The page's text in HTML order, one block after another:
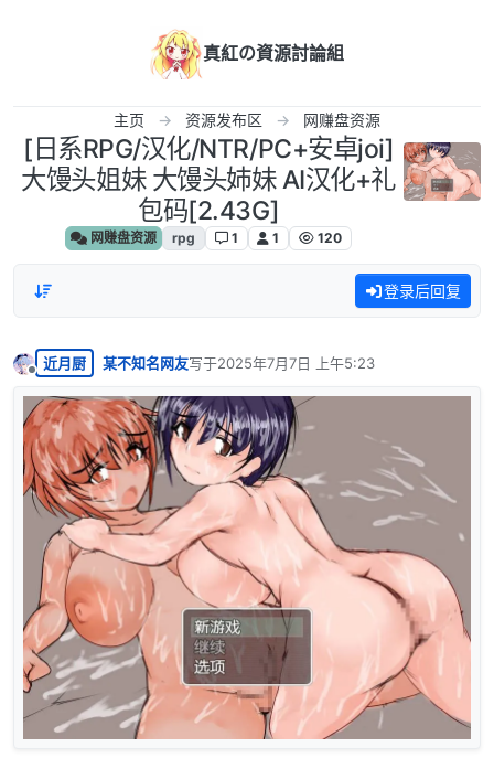
真紅の資源討論組
主页 资源发布区 网赚盘资源
[日系RPG/汉化/NTR/PC+安卓joi]
大馒头姐妹 大馒头姉妹 AI汉化+礼
包码[2.43G]
网赚盘资源 rpg 1 1 120
登录后回复
离线
近月厨 某不知名网友写于2025年7月7日 上午5:23
最后由 编辑